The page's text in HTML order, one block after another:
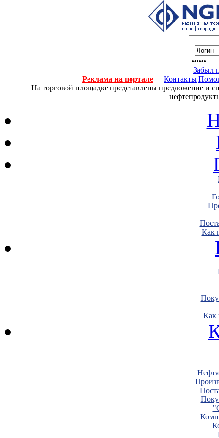
Забыл
Реклама на портале
Контакты
На торговой площадке представлены предложение и
Как
Как